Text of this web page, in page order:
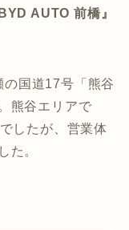
BYD AUTO 前橋』
の国道17号「熊谷
熊谷エリアで
したが、営業体
た。